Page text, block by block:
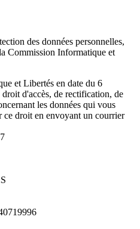
des données personnelles,
Commission Informatique et
et Libertés en date du 6
d'accès, de rectification, de
les données qui vous
ce droit en envoyant un courrier